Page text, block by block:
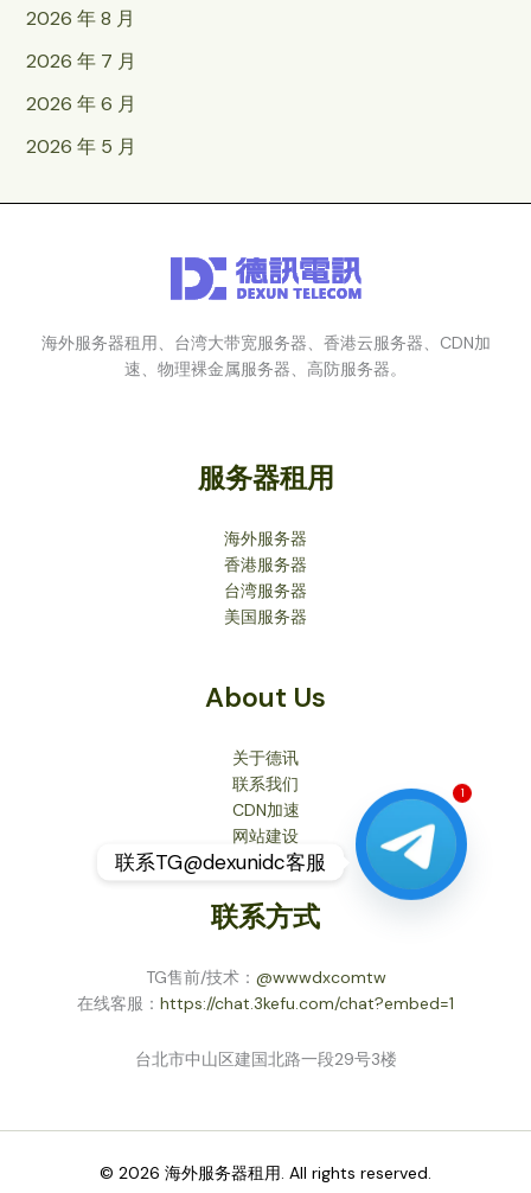
2026 年 8 月
2026 年 7 月
2026 年 6 月
2026 年 5 月
海外服务器租用、台湾大带宽服务器、香港云服务器、CDN加
速、物理裸金属服务器、高防服务器。
服务器租用
海外服务器
香港服务器
台湾服务器
美国服务器
About Us
关于德讯
联系我们
CDN加速
网站建设
联系方式
TG售前/技术： @wwwdxcomtw
在线客服： https://chat.3kefu.com/chat?embed=1
台北市中山区建国北路一段29号3楼
© 2026 海外服务器租用. All rights reserved.
联系TG@dexunidc客服